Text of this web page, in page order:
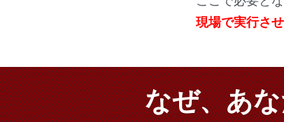
現場で実行さ
なぜ、あ